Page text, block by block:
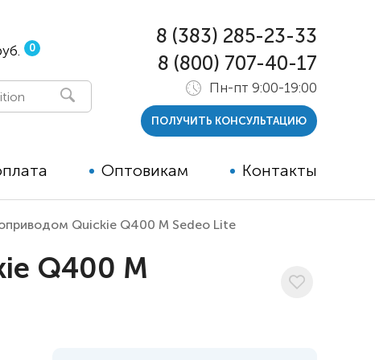
0
Оптовикам Контакты
8 (383) 285-23-33
8 (800) 707-40-17
Пн-пт 9:00-19:00
ПОЛУЧИТЬ КОНСУЛЬТАЦИЮ
Quickie Q400 M Sedeo Lite
Q400 M